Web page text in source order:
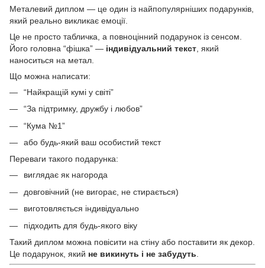
Металевий диплом — це один із найпопулярніших подарунків,
який реально викликає емоції.
Це не просто табличка, а повноцінний подарунок із сенсом.
Його головна “фішка” — індивідуальний текст , який
наноситься на метал.
Що можна написати:
“Найкращій кумі у світі”
“За підтримку, дружбу і любов”
“Кума №1”
або будь-який ваш особистий текст
Переваги такого подарунка:
виглядає як нагорода
довговічний (не вигорає, не стирається)
виготовляється індивідуально
підходить для будь-якого віку
Такий диплом можна повісити на стіну або поставити як декор.
Це подарунок, який не викинуть і не забудуть